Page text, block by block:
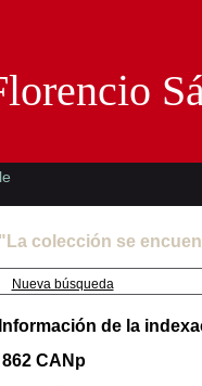
"La colección se
Nueva búsqueda
Información de la
862 CANp